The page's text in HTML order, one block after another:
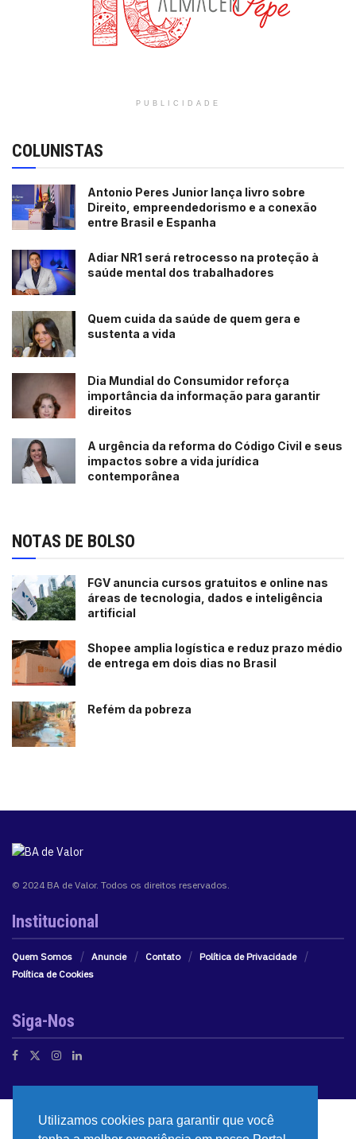
PUBLICIDADE
COLUNISTAS
Antonio Peres Junior lança livro sobre
Direito, empreendedorismo e a conexão
entre Brasil e Espanha
Adiar NR1 será retrocesso na proteção à
saúde mental dos trabalhadores
Quem cuida da saúde de quem gera e
sustenta a vida
Dia Mundial do Consumidor reforça
importância da informação para garantir
direitos
A urgência da reforma do Código Civil e seus
impactos sobre a vida jurídica
contemporânea
NOTAS DE BOLSO
FGV anuncia cursos gratuitos e online nas
áreas de tecnologia, dados e inteligência
artificial
Shopee amplia logística e reduz prazo médio
de entrega em dois dias no Brasil
Refém da pobreza
© 2024 BA de Valor. Todos os direitos reservados.
Institucional
Quem Somos Anuncie Contato
Política de Privacidade
Política de Cookies
Siga-Nos
Utilizamos cookies para garantir que você